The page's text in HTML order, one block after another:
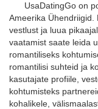
UsaDatingGo on
Ameerika Ühendriigid.
vestlust ja luua
vaatamist saate leida
romantiliseks
romantilisi suhteid ja
kasutajate profiile,
kohtumisteks
kohalikele,